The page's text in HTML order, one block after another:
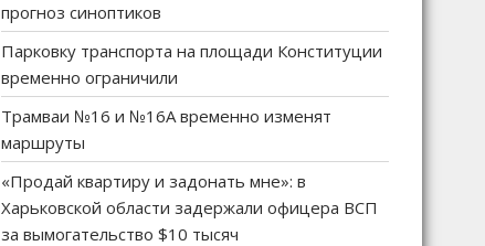
прогноз синоптиков
Парковку транспорта на площади Конституции
временно ограничили
Трамваи №16 и №16А временно изменят
маршруты
«Продай квартиру и задонать мне»: в
Харьковской области задержали офицера ВСП
за вымогательство $10 тысяч